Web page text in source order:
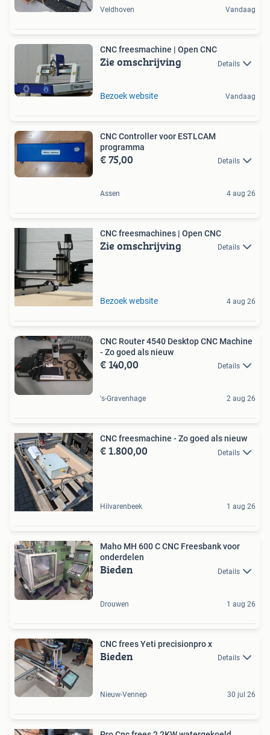
Veldhoven Vandaag
CNC freesmachine | Open CNC
Zie omschrijving Details
Bezoek website Vandaag
CNC Controller voor ESTLCAM
programma
€ 75,00 Details
Assen 4 aug 26
CNC freesmachines | Open CNC
Zie omschrijving Details
Bezoek website 4 aug 26
CNC Router 4540 Desktop CNC Machine
- Zo goed als nieuw
€ 140,00 Details
's-Gravenhage 2 aug 26
CNC freesmachine - Zo goed als nieuw
€ 1.800,00 Details
Hilvarenbeek 1 aug 26
Maho MH 600 C CNC Freesbank voor
onderdelen
Bieden Details
Drouwen 1 aug 26
CNC frees Yeti precisionpro x
Bieden Details
Nieuw-Vennep 30 jul 26